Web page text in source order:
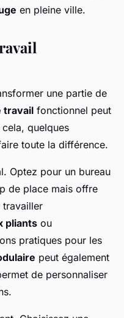
en pleine ville.
une partie de
travail fonctionnel peut
quelques
toute la différence.
Optez pour un bureau
de place mais offre
travailler
pliants ou
pratiques pour les
peut également
de personnaliser